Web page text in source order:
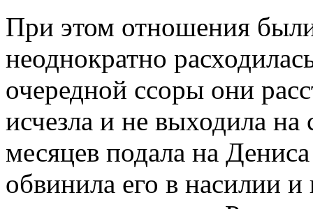
При этом отношения
неоднократно
очередной ссоры они
исчезла и не выходила на
месяцев подала на
обвинила его в насилии